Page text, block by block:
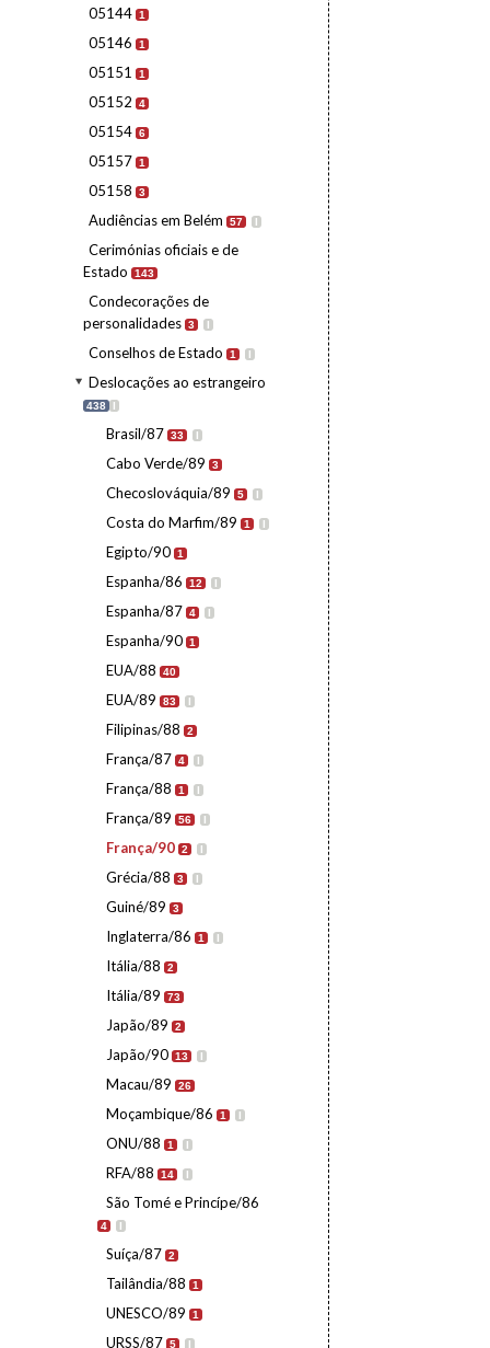
05144 1
05146 1
05151 1
05152 4
05154 6
05157 1
05158 3
Audiências em Belém 57 I
Cerimónias oficiais e de
Estado
143
Condecorações de
personalidades 3 I
Conselhos de Estado 1 I
Deslocações ao estrangeiro
438 I
Brasil/87 33 I
Cabo Verde/89 3
Checoslováquia/89 5 I
Costa do Marfim/89 1 I
Egipto/90 1
Espanha/86 12 I
Espanha/87 4 I
Espanha/90 1
EUA/88 40
EUA/89 83 I
Filipinas/88 2
França/87 4 I
França/88 1 I
França/89 56 I
França/90 2 I
Grécia/88 3 I
Guiné/89 3
Inglaterra/86 1 I
Itália/88 2
Itália/89 73
Japão/89 2
Japão/90 13 I
Macau/89 26
Moçambique/86 1 I
ONU/88 1 I
RFA/88 14 I
São Tomé e Princípe/86
4 I
Suíça/87 2
Tailândia/88 1
UNESCO/89 1
URSS/87 5 I